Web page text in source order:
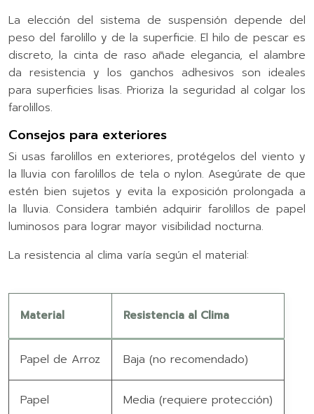
La elección del sistema de suspensión depende del
peso del farolillo y de la superficie. El hilo de pescar es
discreto, la cinta de raso añade elegancia, el alambre
da resistencia y los ganchos adhesivos son ideales
para superficies lisas. Prioriza la seguridad al colgar los
farolillos.
Consejos para exteriores
Si usas farolillos en exteriores, protégelos del viento y
la lluvia con farolillos de tela o nylon. Asegúrate de que
estén bien sujetos y evita la exposición prolongada a
la lluvia. Considera también adquirir farolillos de papel
luminosos para lograr mayor visibilidad nocturna.
La resistencia al clima varía según el material:
Material Resistencia al Clima
Papel de Arroz Baja (no recomendado)
Papel Media (requiere protección)